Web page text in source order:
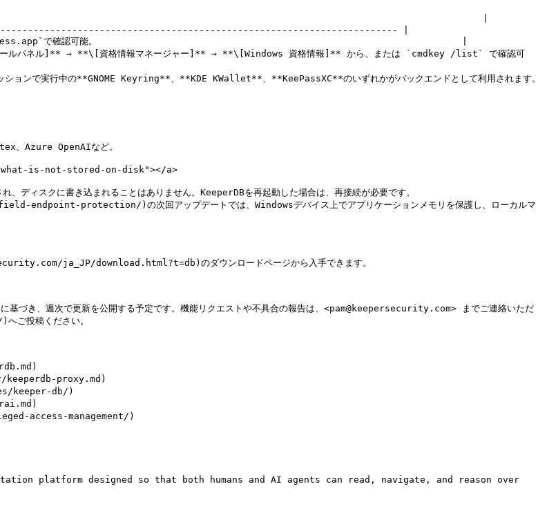
|
|
Access.app`で確認可能。                                                                  |
パネル]** → **\[資格情報マネージャー]** → **\[Windows 資格情報]** から、または `cmdkey /list` で確認可
行中の**GNOME Keyring**、**KDE KWallet**、**KeePassXC**のいずれかがバックエンドとして利用されます。
、Azure OpenAIなど。
is-not-stored-on-disk"></a>
ィスクに書き込まれることはありません。KeeperDBを再起動した場合は、再接続が必要です。
protection/)の次回アップデートでは、Windowsデバイス上でアプリケーションメモリを保護し、ローカルマ
ja_JP/download.html?t=db)のダウンロードページから入手できます。
基づき、週次で更新を公開する予定です。機能リクエストや不具合の報告は、<pam@keepersecurity.com> までご連絡いただ
投稿ください。
keeperdb-proxy.md)
keeper-db/)
access-management/)
platform designed so that both humans and AI agents can read, navigate, and reason over